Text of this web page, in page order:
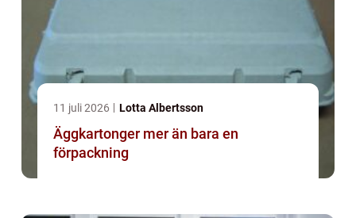
11 juli 2026 Lotta Albertsson
Äggkartonger mer än bara en
förpackning